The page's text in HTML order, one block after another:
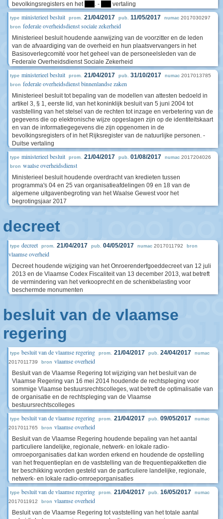
bevolkingsregisters en het
. - vertaling
type ministerieel besluit prom. 21/04/2017 pub. 11/05/2017 numac 2017030297
bron federale overheidsdienst sociale zekerheid
Ministerieel besluit houdende aanwijzing van de voorzitter en de leden
van de afvaardiging van de overheid en hun plaatsvervangers in het
Basisoverlegcomité voor het geheel van de personeelsleden van de
Federale Overheidsdienst Sociale Zekerheid
type ministerieel besluit prom. 21/04/2017 pub. 31/10/2017 numac 2017013785
bron federale overheidsdienst binnenlandse zaken
Ministerieel besluit tot bepaling van de modellen van attesten bedoeld in
artikel 3, § 1, eerste lid, van het koninklijk besluit van 5 juni 2004 tot
vaststelling van het stelsel van de rechten tot inzage en verbetering van de
gegevens die op elektronische wijze opgeslagen zijn op de identiteitskaart
en van de informatiegegevens die zijn opgenomen in de
bevolkingsregisters of in het Rijksregister van de natuurlijke personen. -
Duitse vertaling
type ministerieel besluit prom. 21/04/2017 pub. 01/08/2017 numac 2017204026
bron waalse overheidsdienst
Ministerieel besluit houdende overdracht van kredieten tussen
programma's 04 en 25 van organisatieafdelingen 09 en 18 van de
algemene uitgavenbegroting van het Waalse Gewest voor het
begrotingsjaar 2017
decreet
type decreet prom. 21/04/2017 pub. 04/05/2017 numac 2017011792 bron
vlaamse overheid
Decreet houdende wijziging van het Onroerenderfgoeddecreet van 12 juli
2013 en de Vlaamse Codex Fiscaliteit van 13 december 2013, wat betreft
de vermindering van het verkooprecht en de schenkbelasting voor
beschermde monumenten
besluit van de vlaamse
regering
type besluit van de vlaamse regering prom. 21/04/2017 pub. 24/04/2017 numac
2017011739 bron vlaamse overheid
Besluit van de Vlaamse Regering tot wijziging van het besluit van de
Vlaamse Regering van 16 mei 2014 houdende de rechtspleging voor
sommige Vlaamse bestuursrechtscolleges, wat betreft de optimalisatie van
de organisatie en de rechtspleging van de Vlaamse
bestuursrechtscolleges
type besluit van de vlaamse regering prom. 21/04/2017 pub. 09/05/2017 numac
2017011765 bron vlaamse overheid
Besluit van de Vlaamse Regering houdende bepaling van het aantal
particuliere landelijke, regionale, netwerk- en lokale radio-
omroeporganisaties dat kan worden erkend en houdende de opstelling
van het frequentieplan en de vaststelling van de frequentiepakketten die
ter beschikking worden gesteld van de particuliere landelijke, regionale,
netwerk- en lokale radio-omroeporganisaties
type besluit van de vlaamse regering prom. 21/04/2017 pub. 16/05/2017 numac
2017011912 bron vlaamse overheid
Besluit van de Vlaamse Regering tot vaststelling van het totale aantal